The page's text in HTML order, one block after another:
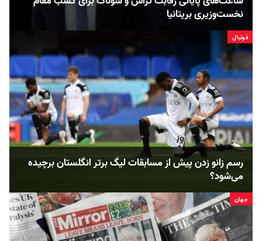
نخست‌وزیری بریتانیا
فوتبال
رسم زانو زدن پیش از مسابقات لیگ برتر انگلستان برچیده
می‌شود؟
جهان